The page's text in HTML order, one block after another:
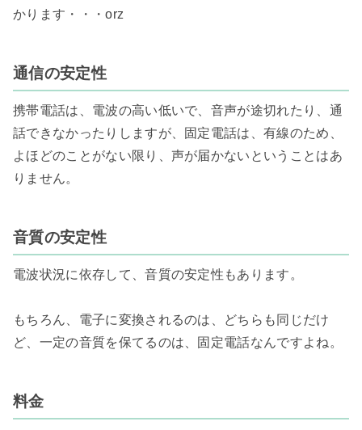
かります・・・orz
通信の安定性
携帯電話は、電波の高い低いで、音声が途切れたり、通
話できなかったりしますが、固定電話は、有線のため、
よほどのことがない限り、声が届かないということはあ
りません。
音質の安定性
電波状況に依存して、音質の安定性もあります。
もちろん、電子に変換されるのは、どちらも同じだけ
ど、一定の音質を保てるのは、固定電話なんですよね。
料金